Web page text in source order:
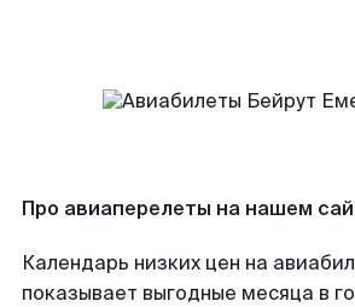
Про авиаперелеты на нашем
Календарь низких цен на
показывает выгодные месяца в